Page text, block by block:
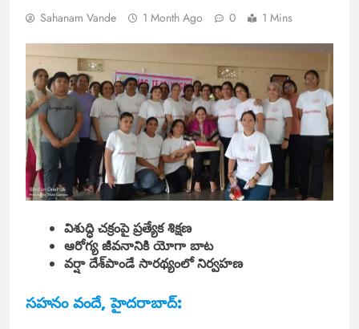
Sahanam Vande 1 Month Ago 0 1 Mins
విశుద్ధి చక్రంపై ప్రత్యేక శిక్షణ
ఆరోగ్య జీవనానికి యోగా బాట
వర్షా దేశ్‌పాండే సారథ్యంలో నిర్వహణ
సహనం వందే, హైదరాబాద్: